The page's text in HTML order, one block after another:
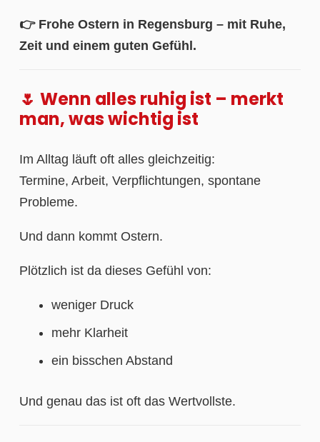
👉 Frohe Ostern in Regensburg – mit Ruhe,
Zeit und einem guten Gefühl.
🌷 Wenn alles ruhig ist – merkt
man, was wichtig ist
Im Alltag läuft oft alles gleichzeitig:
Termine, Arbeit, Verpflichtungen, spontane
Probleme.
Und dann kommt Ostern.
Plötzlich ist da dieses Gefühl von:
weniger Druck
mehr Klarheit
ein bisschen Abstand
Und genau das ist oft das Wertvollste.